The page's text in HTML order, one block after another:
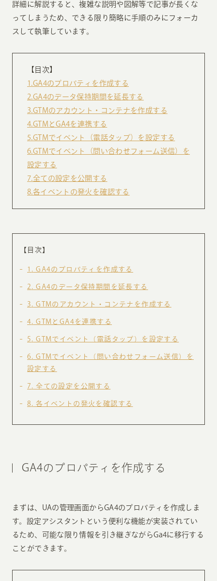
詳細に解説すると、複雑な説明や図解等で記事が長くな
ってしまうため、できる限り簡略に手順のみにフォーカ
スして執筆しています。
【目次】
1.GA4のプロパティを作成する
2.GA4のデータ保持期間を延長する
3.GTMのアカウント・コンテナを作成する
4.GTMとGA4を連携する
5.GTMでイベント（電話タップ）を設定する
6.GTMでイベント（問い合わせフォーム送信）を
設定する
7.全ての設定を公開する
8.各イベントの発火を確認する
【目次】
1 GA4のプロパティを作成する
2 GA4のデータ保持期間を延長する
3 GTMのアカウント・コンテナを作成する
4 GTMとGA4を連携する
5 GTMでイベント（電話タップ）を設定する
6
GTMでイベント（問い合わせフォーム送信）を
設定する
7 全ての設定を公開する
8 各イベントの発火を確認する
GA4のプロパティを作成する
まずは、UAの管理画面からGA4のプロパティを作成しま
す。設定アシスタントという便利な機能が実装されてい
るため、可能な限り情報を引き継ぎながらGa4に移行する
ことができます。